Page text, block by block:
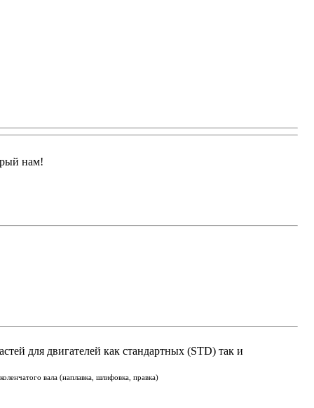
нам!
для двигателей как стандартных (STD) так и
вала (наплавка, шлифовка, правка)